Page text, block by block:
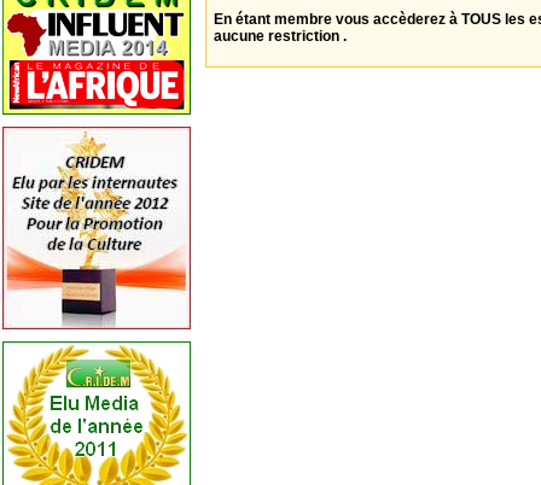
En étant membre vous accèderez à TOUS les
aucune restriction .